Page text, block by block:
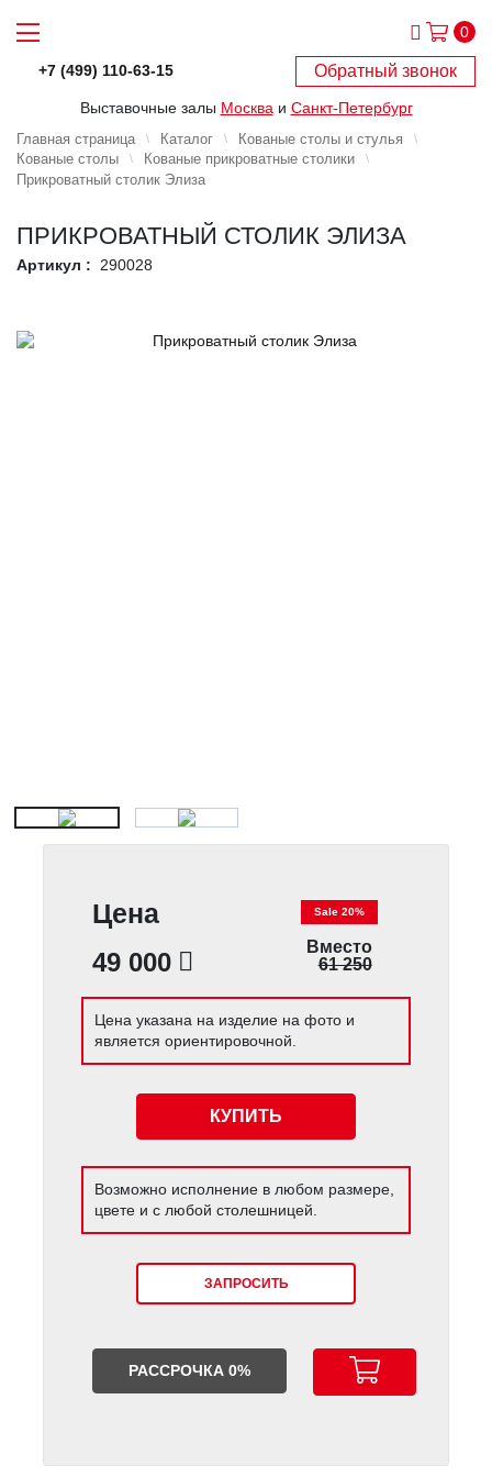
0
+7 (499) 110-63-15 Обратный звонок
Выставочные залы Москва и Санкт-Петербург
Главная страница Каталог
Кованые столы и стулья
Кованые столы
Кованые прикроватные столики
Прикроватный столик Элиза
ПРИКРОВАТНЫЙ СТОЛИК ЭЛИЗА
Артикул : 290028
Цена
49 000
Sale 20%
Вместо
61 250
Цена указана на изделие на фото и
является ориентировочной.
КУПИТЬ
Возможно исполнение в любом размере,
цвете и с любой столешницей.
ЗАПРОСИТЬ
РАССРОЧКА 0%